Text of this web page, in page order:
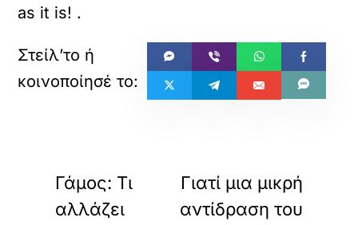
as it is! .
Γάμος: Τι
αλλάζει
Γιατί μια μικρή
αντίδραση του